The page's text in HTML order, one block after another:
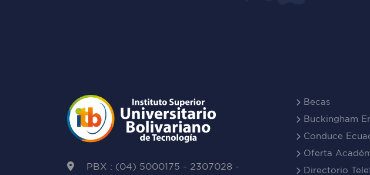
PBX : (04) 5000175 - 2307028 -
Becas
Buckingham
Conduce
Oferta
Directorio